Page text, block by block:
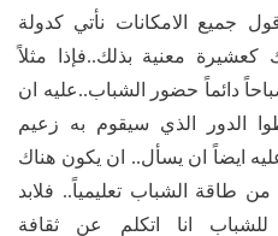
جميع الامكانات نأتي كدولة
معنية بذلك..فإذا مثلاً
دائماً حضور الشباب..عليه ان
الدور الذي سيقوم به زعيم
عليه ايضاً ان يسأل.. ان يكون هناك
طاقة الشباب تعليمياً.. فلابد
للشباب انا اتكلم عن ثقافة